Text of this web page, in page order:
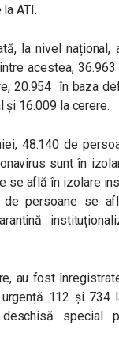
ATI.
la nivel național,
acestea,
20.954 în baza
și 16.009 la cerere.
48.140 de
sunt în
se află în izolare
de persoane se
au fost
112 și 734
special